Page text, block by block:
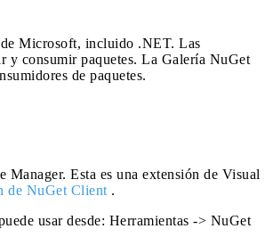
de Microsoft, incluido .NET. Las
y consumir paquetes. La Galería NuGet
de paquetes.
Manager. Esta es una extensión de Visual
de NuGet Client .
usar desde: Herramientas -> NuGet